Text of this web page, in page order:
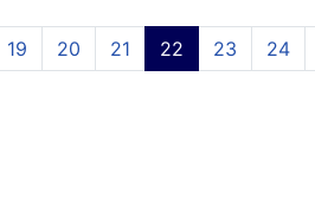
Seite 22 von 66
19 20 21 22 23 24